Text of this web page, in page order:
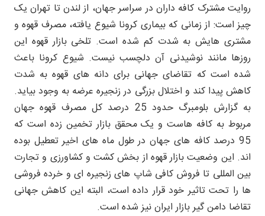
روایت مشترک کافه داران در سراسر جهان، از لندن تا تهران یک
چیز است: از زمانی که بیماری کرونا شیوع یافته، مصرف قهوه و
مشتری هایش به شدت کم شده است. تلخی بازار قهوه این
روزها مانند نوشیدنی آن دلچسب نیست. شیوع کرونا باعث
شده است که تقاضای جهانی برای دانه های قهوه به شدت
کاهش پیدا کند و اختلال بزرگی در زنجیره عرضه به وجود بیاید.
به گزارش بلومبرگ حدود 25 درصد کل مصرف قهوه جهان
مربوط به کافه هاست و یک محقق بازار تخمین زده است که
95 درصد کافه های جهان در طول ماه های اخیر تعطیل بوده
اند. این وضعیت بازار قهوه از بخش کشت و کشاورزی و تجارت
بین المللی تا فروش کافی شاپ های زنجیره ای و خرده فروشی
ها را تحت تاثیر خود قرار داده است، البته این کاهش جهانی
تقاضا دامن گیر بازار ایران نیز شده است.